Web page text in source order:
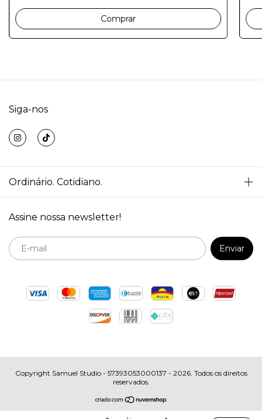
Comprar
Siga-nos
Ordinário. Cotidiano.
Assine nossa newsletter!
Copyright Samuel Studio - 57393053000137 - 2026. Todos os direitos
reservados.